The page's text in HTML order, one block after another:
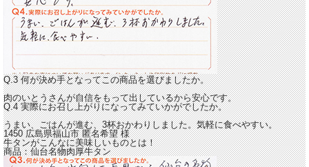
Q.3 何が決め手となってこの商品を選びましたか。
肉のいとうさんが自信をもって出しているから安心です。
Q.4 実際にお召し上がりになってみていかがでしたか。
うまい、ごはんが進む、3杯おかわりしました。気軽に食べやすい。
1450 広島県福山市匿名希望様
牛タンがこんなに美味しいものとは！
商品：仙台名物肉厚牛タン